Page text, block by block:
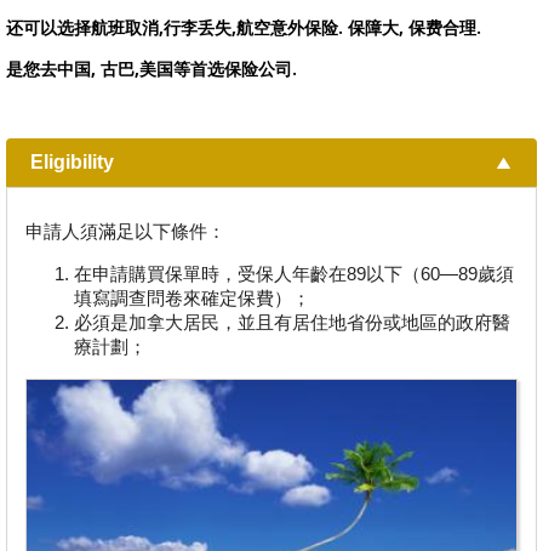
还可以选择航班取消,行李丢失,航空意外保险. 保障大, 保费合理.
是您去中国, 古巴,美国等首选保险公司.
Eligibility
申請人須滿足以下條件：
在申請購買保單時，受保人年齡在89以下（60—89歲須
填寫調查問卷來確定保費）；
必須是加拿大居民，並且有居住地省份或地區的政府醫
療計劃；